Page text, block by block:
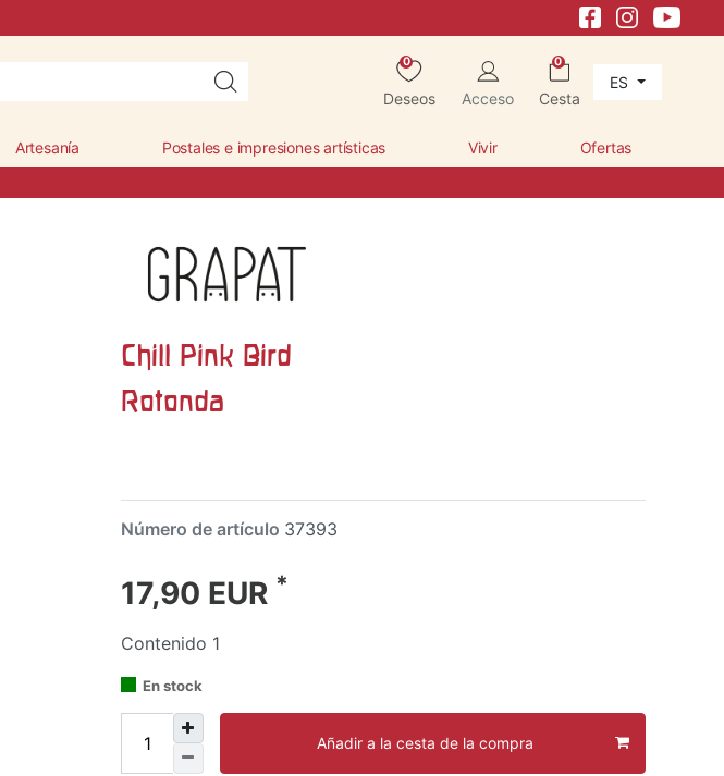
0
Deseos Acceso
0
Cesta
ES
Artesanía Postales e impresiones artísticas Vivir Ofertas
Chill Pink Bird
Rotonda
Número de artículo 37393
17,90 EUR *
Contenido 1
En stock
Añadir a la cesta de la compra